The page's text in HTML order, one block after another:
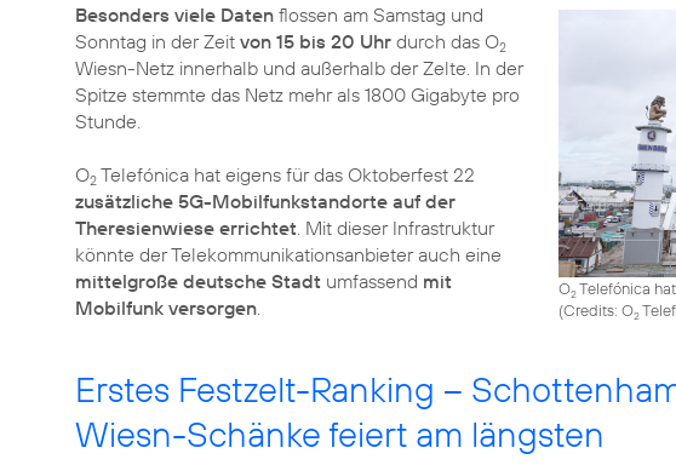
O2Telefónica
(Credits: O2
Besonders viele Daten flossen am Samstag und
Sonntag in der Zeit von 15 bis 20 Uhr durch das O2
Wiesn-Netz innerhalb und außerhalb der Zelte. In der
Spitze stemmte das Netz mehr als 1800 Gigabyte pro
Stunde.
O2 Telefónica hat eigens für das Oktoberfest 22
zusätzliche 5G-Mobilfunkstandorte auf der
Theresienwiese errichtet . Mit dieser Infrastruktur
könnte der Telekommunikationsanbieter auch eine
mittelgroße deutsche Stadt umfassend mit
Mobilfunk versorgen
Erstes Festzelt-Ranking –
Wiesn-Schänke feiert am längsten